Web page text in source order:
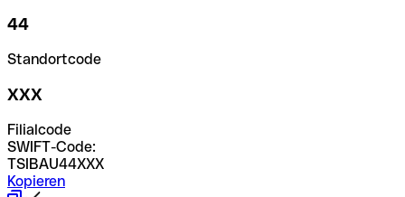
44
Standortcode
XXX
Filialcode
SWIFT-Code:
TSIBAU44XXX
Kopieren